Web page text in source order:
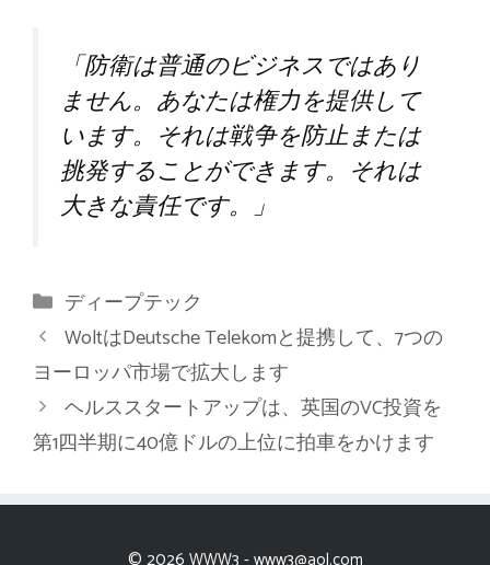
「防衛は普通のビジネスではあり
ません。あなたは権力を提供して
います。それは戦争を防止または
挑発することができます。それは
大きな責任です。」
カ
テ
ゴ
リ
ー
ディープテック
WoltはDeutsche Telekomと提携して、7つの
ヨーロッパ市場で拡大します
ヘルススタートアップは、英国のVC投資を
第1四半期に40億ドルの上位に拍車をかけます